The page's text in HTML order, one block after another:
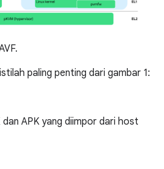
paling penting dari gambar 1:
dan APK yang diimpor dari host